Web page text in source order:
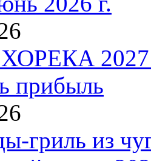
2027:
прибыль
гриль из